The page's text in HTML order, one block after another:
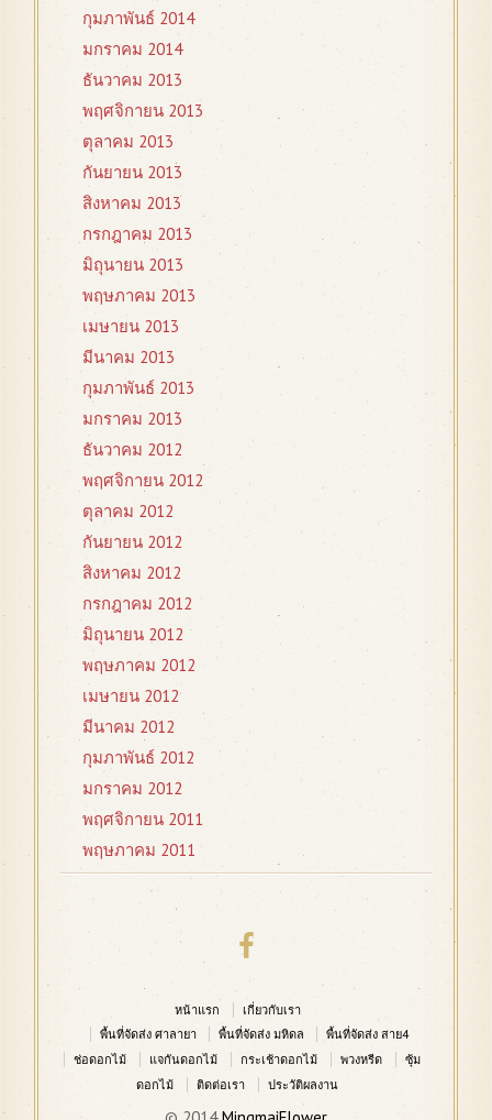
กุมภาพันธ์ 2014
มกราคม 2014
ธันวาคม 2013
พฤศจิกายน 2013
ตุลาคม 2013
กันยายน 2013
สิงหาคม 2013
กรกฎาคม 2013
มิถุนายน 2013
พฤษภาคม 2013
เมษายน 2013
มีนาคม 2013
กุมภาพันธ์ 2013
มกราคม 2013
ธันวาคม 2012
พฤศจิกายน 2012
ตุลาคม 2012
กันยายน 2012
สิงหาคม 2012
กรกฎาคม 2012
มิถุนายน 2012
พฤษภาคม 2012
เมษายน 2012
มีนาคม 2012
กุมภาพันธ์ 2012
มกราคม 2012
พฤศจิกายน 2011
พฤษภาคม 2011
หน้าแรก
เกี่ยวกับเรา
พื้นที่จัดส่ง ศาลายา
พื้นที่จัดส่ง มหิดล
พื้นที่จัดส่ง สาย4
ช่อดอกไม้
แจกันดอกไม้ กระเช้าดอกไม้ พวงหรีด
ซุ้ม
ดอกไม้
ติดต่อเรา ประวัติผลงาน